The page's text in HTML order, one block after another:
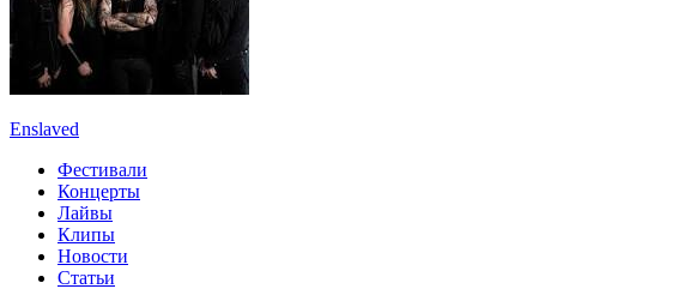
Enslaved
Фестивали
Концерты
Лайвы
Клипы
Новости
Статьи